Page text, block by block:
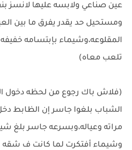
عين صناعي ولابسه عليها لانسز
ومستحيل حد يقدر يفرق ما بين
المقلوعه،وشيماء بإبتسامه
تلعب معاه)
(فلاش باك رجوع من لحظه دخول
الشباب بلغوا جاسر إن الظابط
مراته وعياله،وبسرعه جاسر بلغ
وشيماء أفتكرت لما كانت ف شقه